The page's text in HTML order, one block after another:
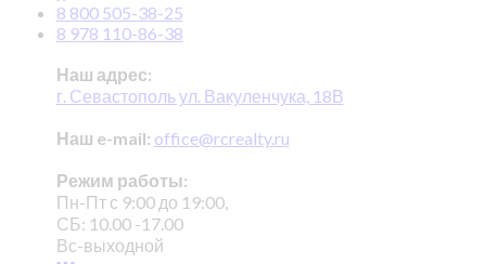
8 800 505-38-25
8 978 110-86-38
Наш адрес:
г. Севастополь ул. Вакуленчука, 18В
Наш e-mail: office@rcrealty.ru
Режим работы:
Пн-Пт с 9:00 до 19:00,
СБ: 10.00 -17.00
Вс-выходной